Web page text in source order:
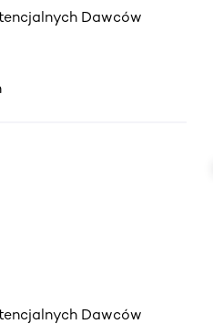
Dawców
Dawców